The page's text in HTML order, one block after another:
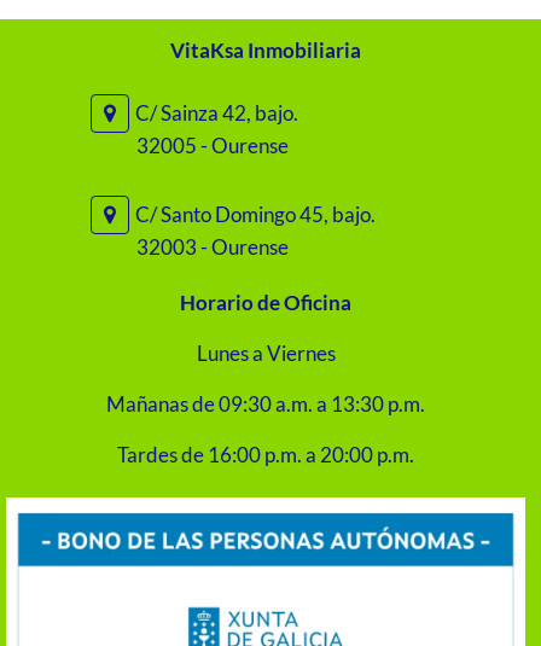
VitaKsa Inmobiliaria
C/ Sainza 42, bajo.
32005 - Ourense
C/ Santo Domingo 45, bajo.
32003 - Ourense
Horario de Oficina
Lunes a Viernes
Mañanas de 09:30 a.m. a 13:30 p.m.
Tardes de 16:00 p.m. a 20:00 p.m.